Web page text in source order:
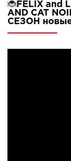
🐞FELIX and
AND CAT
СЕЗОН